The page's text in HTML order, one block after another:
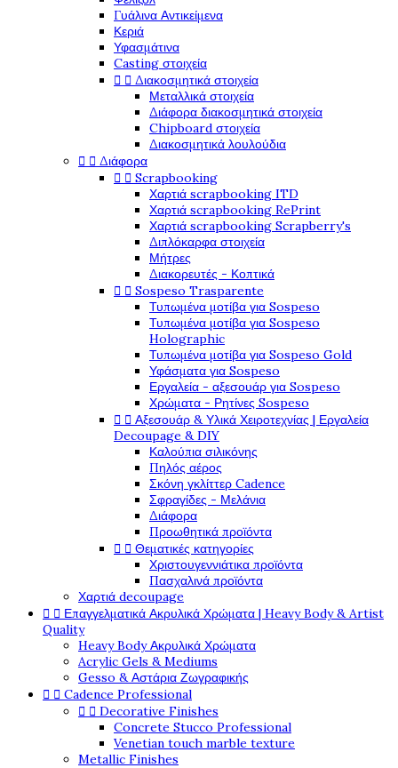
Γυάλινα Αντικείμενα
Κεριά
Υφασμάτινα
Casting στοιχεία
  Διακοσμητικά στοιχεία
Μεταλλικά στοιχεία
Διάφορα διακοσμητικά στοιχεία
Chipboard στοιχεία
Διακοσμητικά λουλούδια
  Διάφορα
  Scrapbooking
Χαρτιά scrapbooking ITD
Χαρτιά scrapbooking RePrint
Χαρτιά scrapbooking Scrapberry's
Διπλόκαρφα στοιχεία
Μήτρες
Διακορευτές - Κοπτικά
  Sospeso Trasparente
Τυπωμένα μοτίβα για Sospeso
Τυπωμένα μοτίβα για Sospeso
Holographic
Τυπωμένα μοτίβα για Sospeso Gold
Υφάσματα για Sospeso
Εργαλεία - αξεσουάρ για Sospeso
Χρώματα - Ρητίνες Sospeso
  Αξεσουάρ & Υλικά Χειροτεχνίας | Εργαλεία
Decoupage & DIY
Καλούπια σιλικόνης
Πηλός αέρος
Σκόνη γκλίττερ Cadence
Σφραγίδες - Μελάνια
Διάφορα
Προωθητικά προϊόντα
  Θεματικές κατηγορίες
Χριστουγεννιάτικα προϊόντα
Πασχαλινά προϊόντα
Χαρτιά decoupage
  Επαγγελματικά Ακρυλικά Χρώματα | Heavy Body & Artist
Quality
Heavy Body Ακρυλικά Χρώματα
Acrylic Gels & Mediums
Gesso & Αστάρια Ζωγραφικής
  Cadence Professional
  Decorative Finishes
Concrete Stucco Professional
Venetian touch marble texture
Metallic Finishes